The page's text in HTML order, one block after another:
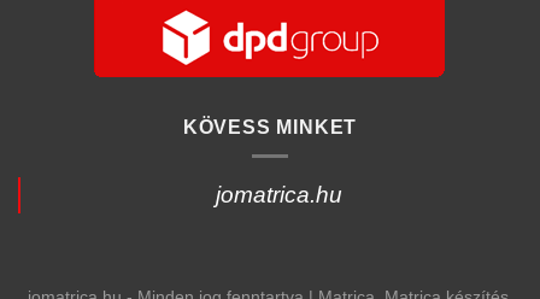
KÖVESS MINKET
jomatrica.hu